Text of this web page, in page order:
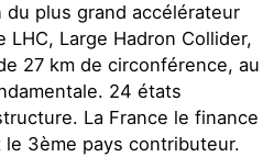
plus grand accélérateur
Large Hadron Collider,
27 km de circonférence, au
24 états
La France le finance
3ème pays contributeur.